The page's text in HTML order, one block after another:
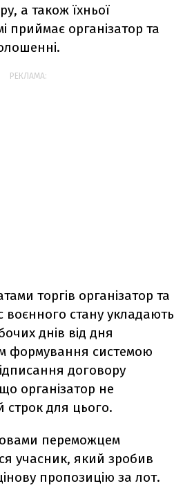
а також їхньої
приймає організатор та
РЕКЛАМА:
торгів організатор та
стану укладають
днів від дня
формування системою
договору
організатор не
строк для цього.
переможцем
учасник, який зробив
пропозицію за лот.